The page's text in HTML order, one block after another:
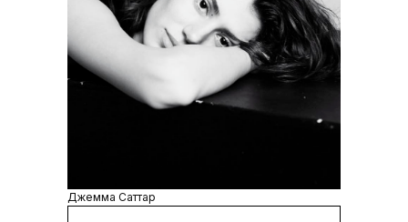
Джемма Саттар